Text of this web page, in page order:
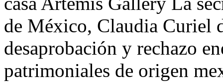
de México, Claudia Curiel
desaprobación y rechazo
patrimoniales de origen